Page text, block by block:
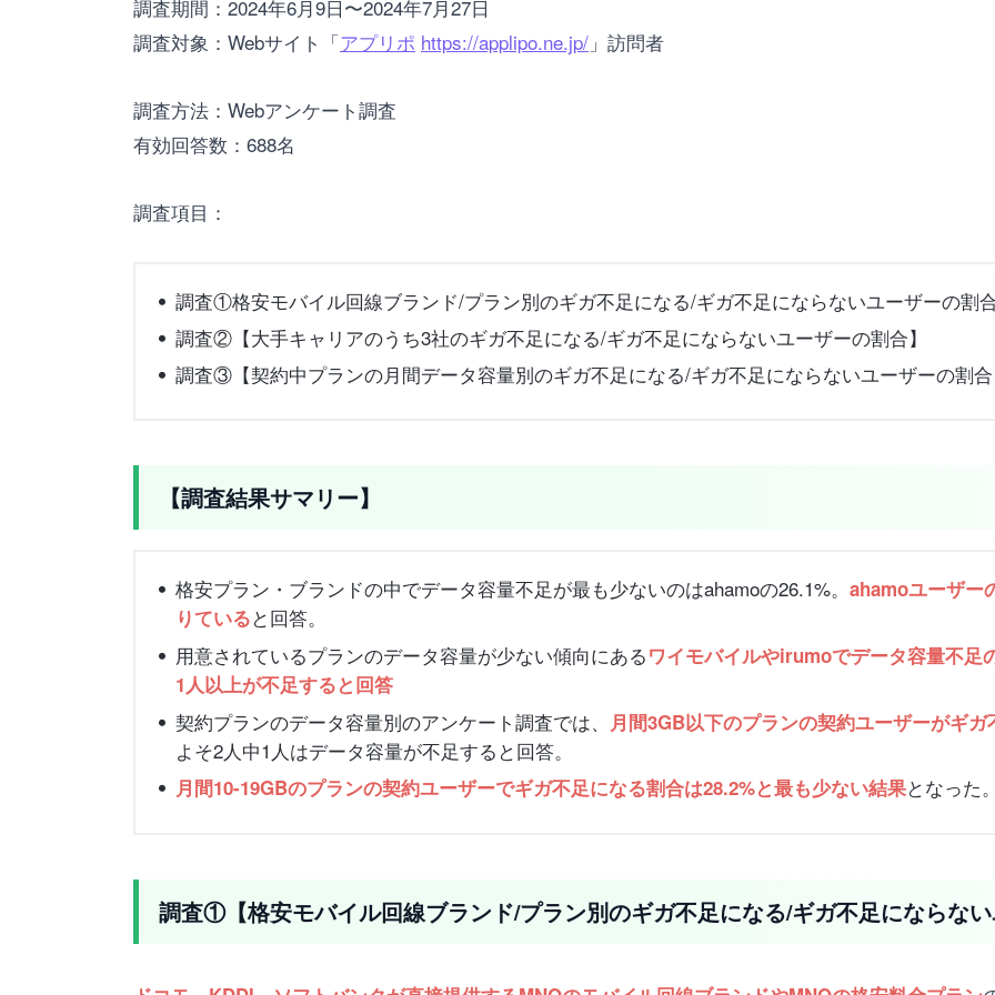
調査期間：2024年6月9日〜2024年7月27日
調査対象：Webサイト「アプリポ https://applipo.ne.jp/ 」訪問者
調査方法：Webアンケート調査
有効回答数：688名
調査項目：
調査①格安モバイル回線ブランド/プラン別のギガ不足になる/ギガ不足にならないユーザーの割
調査②【大手キャリアのうち3社のギガ不足になる/ギガ不足にならないユーザーの割合】
調査③【契約中プランの月間データ容量別のギガ不足になる/ギガ不足にならないユーザーの割
【調査結果サマリー】
格安プラン・ブランドの中でデータ容量不足が最も少ないのはahamoの26.1%。 ahamoユーザー
りていると回答。
用意されているプランのデータ容量が少ない傾向にあるワイモバイルやirumoでデータ容量不足
1人以上が不足すると回答
契約プランのデータ容量別のアンケート調査では、 月間3GB以下のプランの契約ユーザーがギ
よそ2人中1人はデータ容量が不足すると回答。
月間10-19GBのプランの契約ユーザーでギガ不足になる割合は28.2%と最も少ない結果となった
調査①【格安モバイル回線ブランド/プラン別のギガ不足になる/ギガ不足にならな